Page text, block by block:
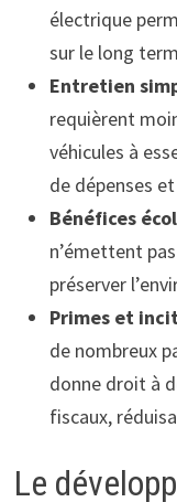
électrique
sur le long
Entretien
requièrent
véhicules à
de dépenses
Bénéfices
n’émettent
préserver
Primes et
de nombreux
donne droit à
fiscaux,
Le